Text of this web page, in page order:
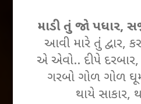
માડી તું જો પધાર,
આવી મારે તું દ્વાર,
એ એવો.. દીપે
ગરબો ગોળ ગોળ
થાયે સાકાર,